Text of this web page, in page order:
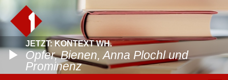
JETZT: KONTEXT WH.
Opfer, Bienen, Anna Plochl und
Prominenz